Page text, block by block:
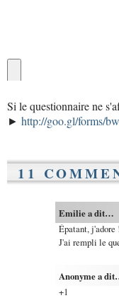
Si le questionnaire ne
► http://goo.gl/forms/
11
Emilie a dit…
Épatant, j'adore !
J'ai rempli le
Anonyme a
+1